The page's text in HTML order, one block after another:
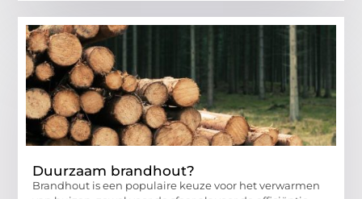
Duurzaam brandhout?
Brandhout is een populaire keuze voor het verwarmen